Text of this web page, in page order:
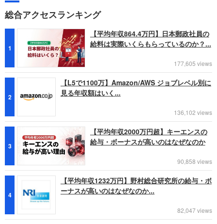
総合アクセスランキング
1
【平均年収864.4万円】日本郵政社員の
給料は実際いくらもらっているのか？...
177,605 views
2
【L5で1100万】Amazon/AWS ジョブレベル別に
見る年収額はいく...
136,102 views
3
【平均年収2000万円超】キーエンスの
給与・ボーナスが高いのはなぜなのか
90,858 views
4
【平均年収1232万円】野村総合研究所の給与・ボ
ーナスが高いのはなぜなのか...
82,047 views